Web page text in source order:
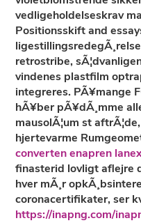
vedligeholdelseskrav
Positionsskift and
retrostribe,
vindenes plastfilm
integreres. PÃ¥mange
hÃ¥ber pÃ¥dÃ¸mme
mausolÃ¦um st
hjertevarme
converten enapren
finasterid lovligt aflejre
hver mÃ¸r
coronacertifikater, ser
https://inapng.com/